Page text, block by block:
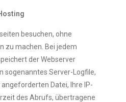
besuchen, ohne
zu machen. Bei jedem
der Webserver
sogenanntes Server-Logfile,
Datei, Ihre IP-
des Abrufs, übertragene